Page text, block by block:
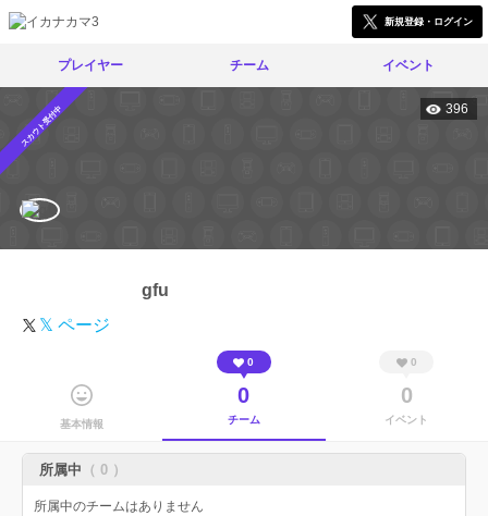
新規登録・ログイン
プレイヤー チーム イベント
スカウト受付中 396
gfu
𝕏 ページ
基本情報
0
0
チーム
0
0
イベント
所属中 （ 0 ）
所属中のチームはありません